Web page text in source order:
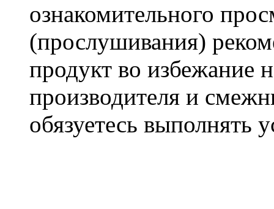
ознакомительного
(прослушивания)
продукт во избежание
производителя и
обязуетесь выполнять